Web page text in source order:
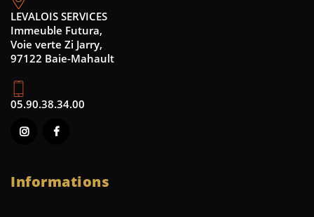
LEVALOIS SERVICES
Immeuble Futura,
Voie verte Zi Jarry,
97122 Baie-Mahault
05.90.38.34.00
Informations